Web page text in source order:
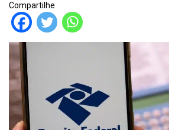
Compartilhe